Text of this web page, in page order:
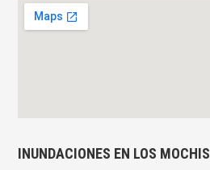
INUNDACIONES EN LOS MOCHIS